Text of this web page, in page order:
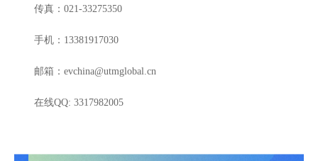
传真：021-33275350
手机：13381917030
邮箱：evchina@utmglobal.cn
在线QQ: 3317982005